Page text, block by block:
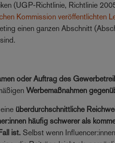
(UGP-Richtlinie, Richtlinie
Kommission veröffentlichten
einen ganzen Abschnitt
oder Auftrag des
Werbemaßnahmen
überdurchschnittliche
häufig schwerer als
ist. Selbst wenn